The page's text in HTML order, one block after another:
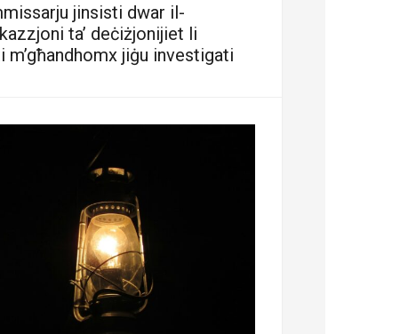
jinsisti dwar il-
ta’ deċiżjonijiet li
m’għandhomx jiġu investigati